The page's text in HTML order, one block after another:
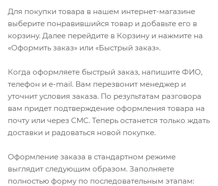
Для покупки товара в нашем интернет-магазине
выберите понравившийся товар и добавьте его в
корзину. Далее перейдите в Корзину и нажмите на
«Оформить заказ» или «Быстрый заказ».
Когда оформляете быстрый заказ, напишите ФИО,
телефон и e-mail. Вам перезвонит менеджер и
уточнит условия заказа. По результатам разговора
вам придет подтверждение оформления товара на
почту или через СМС. Теперь останется только ждать
доставки и радоваться новой покупке.
Оформление заказа в стандартном режиме
выглядит следующим образом. Заполняете
полностью форму по последовательным этапам: